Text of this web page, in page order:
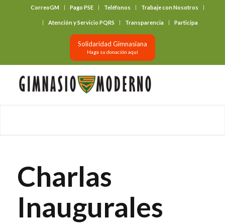
CorreoGM Pago PSE Teléfonos Trabaje con Nosotros
Atención y Servicio PQRS Transparencia Participa
Solidaridad Gimnasiana
Haga su donación aquí
Charlas
Inaugurales